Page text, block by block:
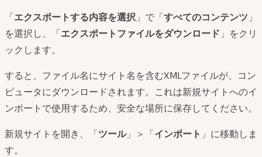
「エクスポートする内容を選択 」で「すべてのコンテンツ 」
を選択し、「エクスポートファイルをダウンロード 」をクリ
ックします。
すると、ファイル名にサイト名を含むXMLファイルが、コン
ピュータにダウンロードされます。これは新規サイトへのイ
ンポートで使用するため、安全な場所に保存してください。
新規サイトを開き、「ツール」＞「インポート 」に移動しま
す。